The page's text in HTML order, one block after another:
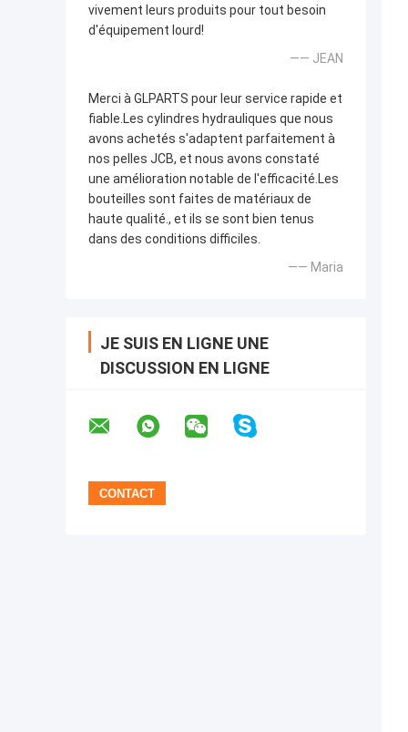
vivement leurs produits pour tout besoin
d'équipement lourd!
—— JEAN
Merci à GLPARTS pour leur service rapide et
fiable.Les cylindres hydrauliques que nous
avons achetés s'adaptent parfaitement à
nos pelles JCB, et nous avons constaté
une amélioration notable de l'efficacité.Les
bouteilles sont faites de matériaux de
haute qualité., et ils se sont bien tenus
dans des conditions difficiles.
—— Maria
JE SUIS EN LIGNE UNE
DISCUSSION EN LIGNE